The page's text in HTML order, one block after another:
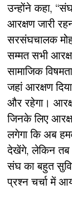
उन्होंने कहा,
आरक्षण जारी
सरसंघचालक
सम्मत सभी
सामाजिक
जहां आरक्षण
और रहेगा।
जिनके लिए
लगेगा कि अब
देखेंगे, लेकिन तब
संघ का बहुत
प्रश्न चर्चा में